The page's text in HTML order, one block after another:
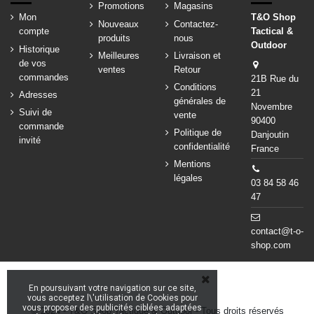
Mon
compte
Historique
de vos
commandes
Adresses
Suivi de
commande
invité
Promotions
Nouveaux
produits
Meilleures
ventes
Magasins
Contactez-
nous
Livraison et
Retour
Conditions
générales de
vente
Politique de
confidentialité
Mentions
légales
T&O Shop
Tactical &
Outdoor
21B Rue du
21
Novembre
90400
Danjoutin
France
03 84 58 46
47
contact@t-o-
shop.com
© 2024 - T&O Shop Tactique & Outdoor - Tous droits réservés
En poursuivant votre navigation sur ce site,
vous acceptez l\'utilisation de Cookies pour
vous proposer des publicités ciblées adaptées